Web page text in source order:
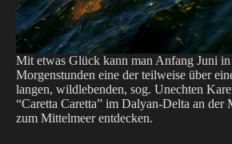
Mit etwas Glück kann man Anfang Juni in
Morgenstunden eine der teilweise über
langen, wildlebenden, sog. Unechten
“Caretta Caretta” im Dalyan-Delta an der
zum Mittelmeer entdecken.